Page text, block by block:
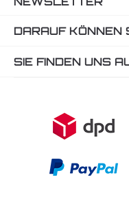
DARAUF KÖNNEN
SIE FINDEN UNS